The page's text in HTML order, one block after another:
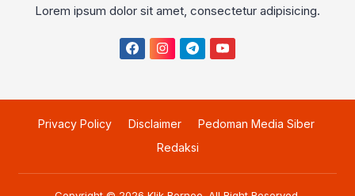
Lorem ipsum dolor sit amet, consectetur adipisicing.
Privacy Policy Disclaimer
Pedoman Media Siber
Redaksi